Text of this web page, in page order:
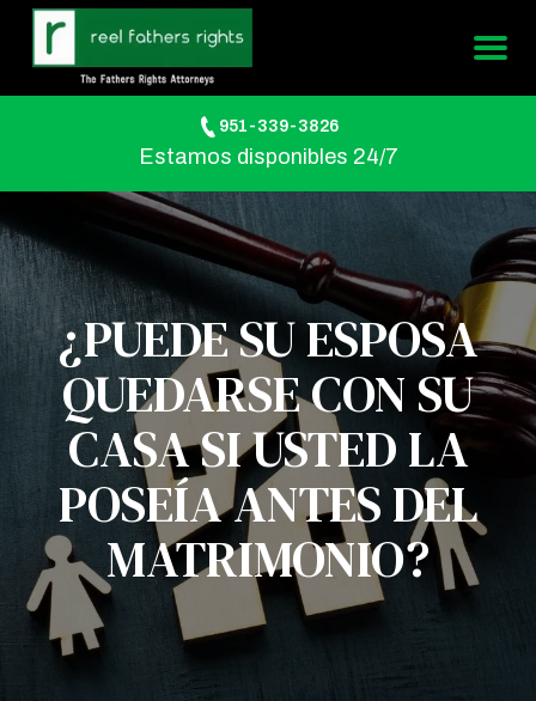
951-339-3826
Estamos disponibles 24/7
¿PUEDE SU ESPOSA
QUEDARSE CON SU
CASA SI USTED LA
POSEÍA ANTES DEL
MATRIMONIO?